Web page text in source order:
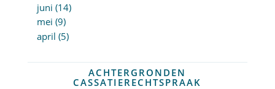
juni (14)
mei (9)
april (5)
ACHTERGRONDEN
CASSATIERECHTSPRAAK